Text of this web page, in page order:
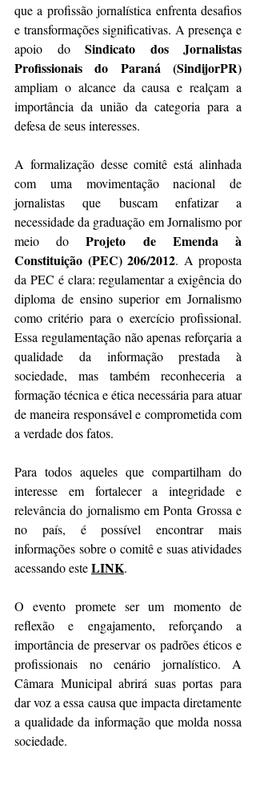
que a profissão jornalística enfrenta desafios
e transformações significativas. A presença e
apoio do Sindicato dos Jornalistas
Profissionais do Paraná (SindijorPR)
ampliam o alcance da causa e realçam a
importância da união da categoria para a
defesa de seus interesses.
A formalização desse comitê está alinhada
com uma movimentação nacional de
jornalistas que buscam enfatizar a
necessidade da graduação em Jornalismo por
meio do Projeto de Emenda à
Constituição (PEC) 206/2012. A proposta
da PEC é clara: regulamentar a exigência do
diploma de ensino superior em Jornalismo
como critério para o exercício profissional.
Essa regulamentação não apenas reforçaria a
qualidade da informação prestada à
sociedade, mas também reconheceria a
formação técnica e ética necessária para atuar
de maneira responsável e comprometida com
a verdade dos fatos.
Para todos aqueles que compartilham do
interesse em fortalecer a integridade e
relevância do jornalismo em Ponta Grossa e
no país, é possível encontrar mais
informações sobre o comitê e suas atividades
acessando este LINK.
O evento promete ser um momento de
reflexão e engajamento, reforçando a
importância de preservar os padrões éticos e
profissionais no cenário jornalístico. A
Câmara Municipal abrirá suas portas para
dar voz a essa causa que impacta diretamente
a qualidade da informação que molda nossa
sociedade.